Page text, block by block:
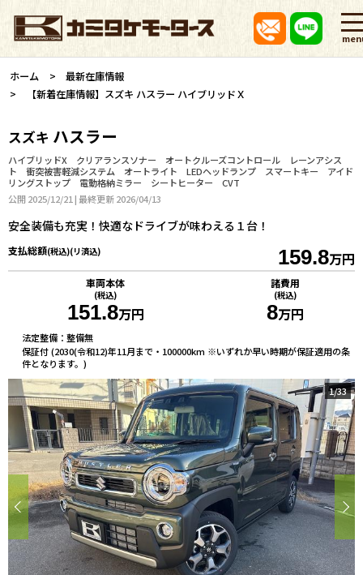
ホーム
最新在庫情報
【新着在庫情報】スズキ ハスラー ハイブリッドＸ
スズキ ハスラー
ハイブリッドX クリアランスソナー オートクルーズコントロール レーンアシス
ト 衝突被害軽減システム オートライト LEDヘッドランプ スマートキー アイド
リングストップ 電動格納ミラー シートヒーター CVT
公開 2025/12/21 | 最終更新 2026/04/13
安全装備も充実！快適なドライブが味わえる１台！
支払総額(税込)(リ済込) 159.8万円
車両本体
(税込)
151.8万円
諸費用
(税込)
8万円
法定整備：整備無
保証付 (2030(令和12)年11月まで・100000km ※いずれか早い時期が保証適用の条
件となります。)
1/33